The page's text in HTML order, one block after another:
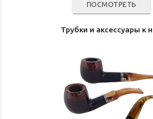
ПОСМОТРЕТЬ
Трубки и аксессуары к